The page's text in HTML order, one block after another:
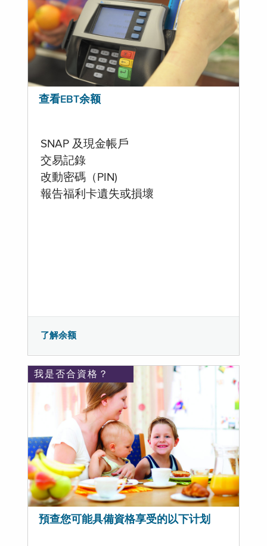
查看EBT余额
SNAP 及現金帳戶
交易記錄
改動密碼（PIN)
報告福利卡遺失或損壞
了解余额
我是否合資格？
預查您可能具備資格享受的以下计划